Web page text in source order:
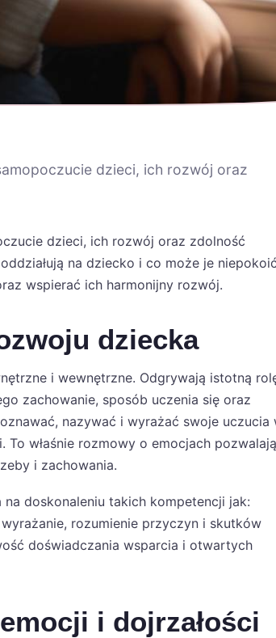
dzieci, ich rozwój oraz
dzieci, ich rozwój oraz zdolność
na dziecko i co może je
wspierać ich harmonijny rozwój.
dziecka
i wewnętrzne. Odgrywają istotną
zachowanie, sposób uczenia się oraz
nazywać i wyrażać swoje uczucia
właśnie rozmowy o emocjach pozwalają
i zachowania.
na doskonaleniu takich kompetencji jak:
rozumienie przyczyn i skutków
doświadczania wsparcia i otwartych
i dojrzałości